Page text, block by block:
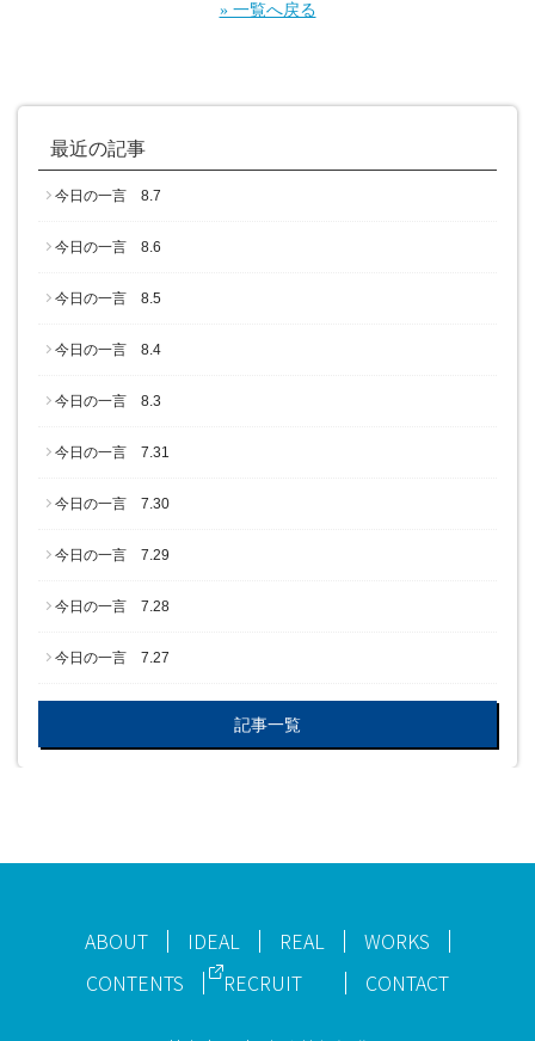
» 一覧へ戻る
最近の記事
今日の一言 8.7
今日の一言 8.6
今日の一言 8.5
今日の一言 8.4
今日の一言 8.3
今日の一言 7.31
今日の一言 7.30
今日の一言 7.29
今日の一言 7.28
今日の一言 7.27
記事一覧
ABOUT IDEAL REAL
WORKS
CONTENTS
RECRUIT CONTACT